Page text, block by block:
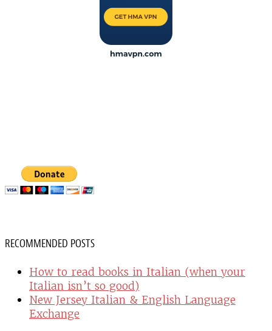
RECOMMENDED POSTS
How to read books in Italian (when your
Italian isn’t so good)
New Jersey Italian & English Language
Exchange